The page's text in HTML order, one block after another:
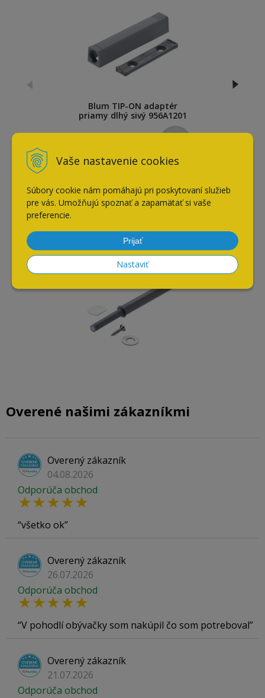
Vaše nastavenie cookies
Súbory cookie nám pomáhajú pri poskytovaní služieb
pre vás. Umožňujú spoznať a zapamätať si vaše
preferencie.
Prijať
Nastaviť
Blum TIP-ON adaptér
priamy dlhý sivý 956A1201
1,40€
Naposledy navštívené
Blum TIP-ON push
dlhý+protiplech šedý
956A1004
Overené našimi zákazníkmi
Overený zákazník
04.08.2026
Odporúča obchod
všetko ok
Overený zákazník
26.07.2026
Odporúča obchod
V pohodlí obývačky som nakúpil čo som potreboval
Overený zákazník
21.07.2026
Odporúča obchod